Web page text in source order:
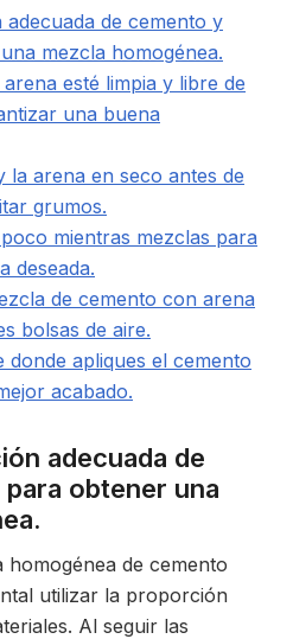
de cemento y
mezcla homogénea.
esté limpia y libre de
una buena
la arena en seco antes de
grumos.
mientras mezclas para
deseada.
de cemento con arena
bolsas de aire.
donde apliques el cemento
acabado.
adecuada de
obtener una
de cemento
utilizar la proporción
Al seguir las